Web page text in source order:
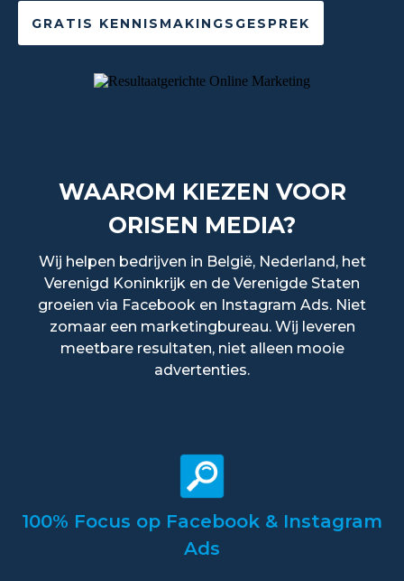
GRATIS KENNISMAKINGSGESPREK
WAAROM KIEZEN VOOR
ORISEN MEDIA?
Wij helpen bedrijven in België, Nederland, het
Verenigd Koninkrijk en de Verenigde Staten
groeien via Facebook en Instagram Ads. Niet
zomaar een marketingbureau. Wij leveren
meetbare resultaten, niet alleen mooie
advertenties.
100% Focus op Facebook & Instagram
Ads